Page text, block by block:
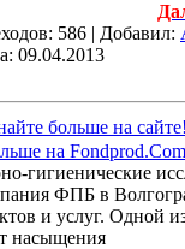
586 | Добавил:
09.04.2013
больше на сайте!
на
гигиенические
ФПБ в
и услуг. Одной
насыщения